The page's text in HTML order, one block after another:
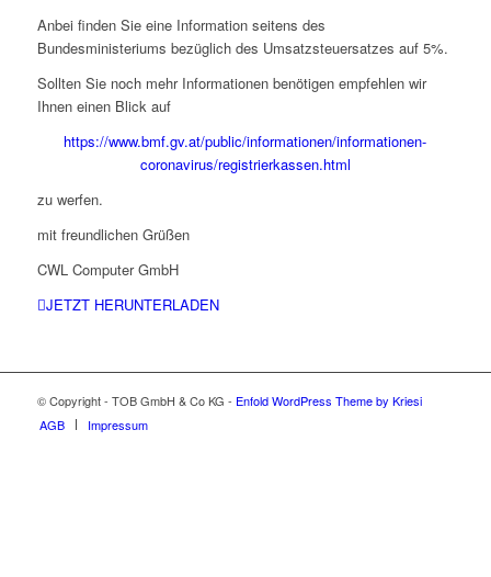
Anbei finden Sie eine Information seitens des
Bundesministeriums bezüglich des Umsatzsteuersatzes auf 5%.
Sollten Sie noch mehr Informationen benötigen empfehlen wir
Ihnen einen Blick auf
https://www.bmf.gv.at/public/informationen/informationen-
coronavirus/registrierkassen.html
zu werfen.
mit freundlichen Grüßen
CWL Computer GmbH
JETZT HERUNTERLADEN
© Copyright - TOB GmbH & Co KG - Enfold WordPress Theme by Kriesi
AGB
Impressum